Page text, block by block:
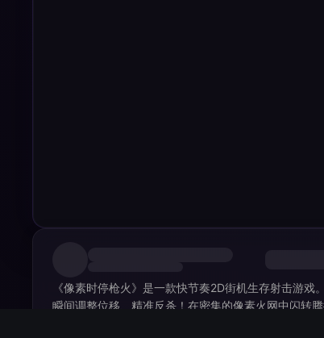
《像素时停枪火》是一款快节奏2D街机生存射击游
瞬间调整位移、精准反杀！在密集的像素火网中闪转